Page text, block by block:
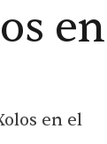
en
en el